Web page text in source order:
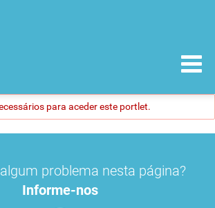
para aceder este portlet.
problema nesta página?
Informe-nos